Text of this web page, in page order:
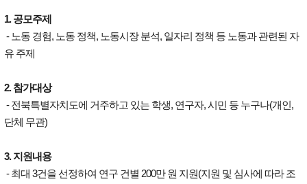
1. 공모주제
- 노동 경험, 노동 정책, 노동시장 분석, 일자리 정책 등 노동과 관련된 자
유 주제
2. 참가대상
- 전북특별자치도에 거주하고 있는 학생, 연구자, 시민 등 누구나(개인,
단체 무관)
3. 지원내용
- 최대 3건을 선정하여 연구 건별 200만 원 지원(지원 및 심사에 따라 조